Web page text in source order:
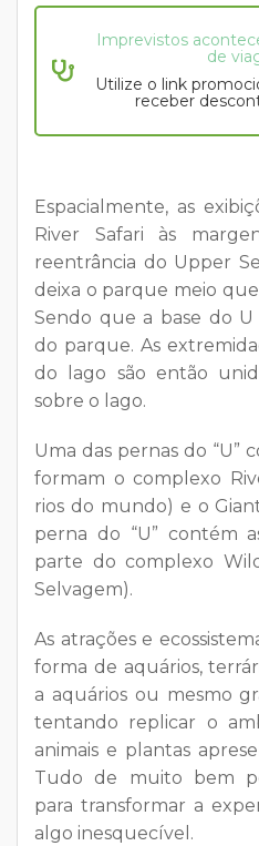
Imprevistos
de
Utilize o link
receber
Espacialmente, as
River Safari às
reentrância do Upper
deixa o parque meio
Sendo que a base do
do parque. As
do lago são então
sobre o lago.
Uma das pernas do “U”
formam o complexo
rios do mundo) e o
perna do “U” contém
parte do complexo
Selvagem).
As atrações e
forma de aquários,
a aquários ou mesmo
tentando replicar o
animais e plantas
Tudo de muito bem
para transformar a
algo inesquecível.